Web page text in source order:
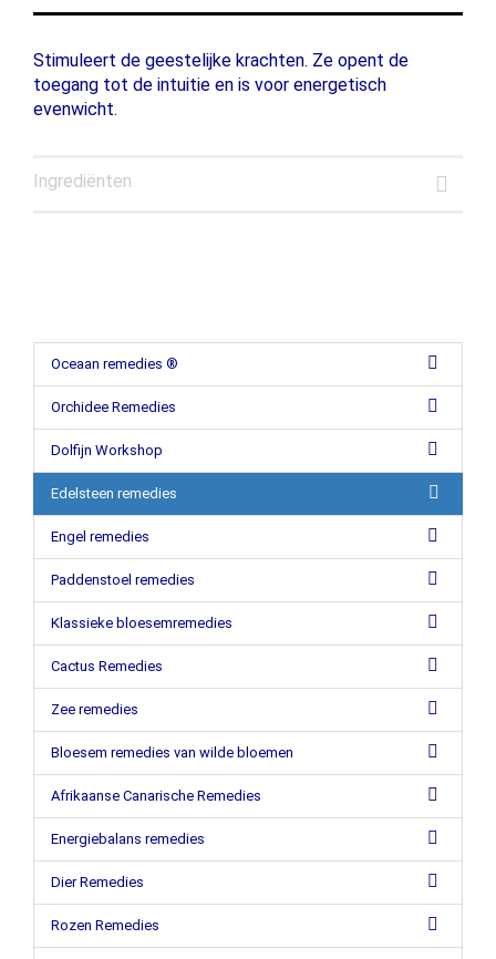
Stimuleert de geestelijke krachten. Ze opent de
toegang tot de intuitie en is voor energetisch
evenwicht.
Ingrediënten
Oceaan remedies ®
Orchidee Remedies
Dolfijn Workshop
Edelsteen remedies
Engel remedies
Paddenstoel remedies
Klassieke bloesemremedies
Cactus Remedies
Zee remedies
Bloesem remedies van wilde bloemen
Afrikaanse Canarische Remedies
Energiebalans remedies
Dier Remedies
Rozen Remedies